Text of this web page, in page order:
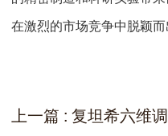
在激烈的市场竞争中脱颖而